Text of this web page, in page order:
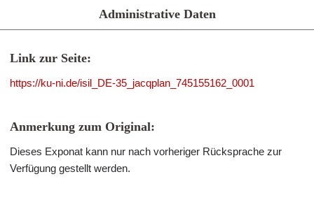
Administrative Daten
Link zur Seite:
https://ku-ni.de/isil_DE-35_jacqplan_745155162_0001
Anmerkung zum Original:
Dieses Exponat kann nur nach vorheriger Rücksprache zur
Verfügung gestellt werden.